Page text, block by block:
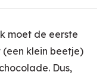
moet de eerste
klein beetje)
Dus,